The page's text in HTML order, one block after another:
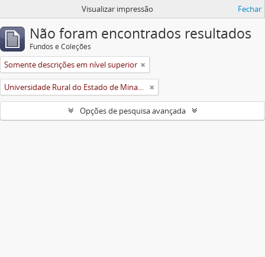
Visualizar impressão Fechar
Não foram encontrados resultados
Fundos e Coleções
Somente descrições em nível superior
Universidade Rural do Estado de Minas Gerais (Uremg)
Opções de pesquisa avançada